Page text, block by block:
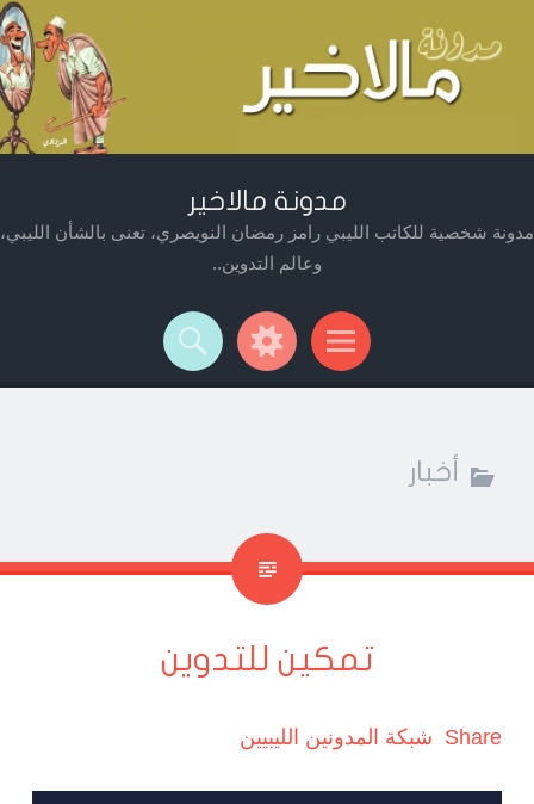
مدونة مالاخير
مدونة شخصية للكاتب الليبي رامز رمضان النويصري، تعنى بالشأن الليبي،
وعالم التدوين..
Menu
Widgets
Search
أخبار
تمكين للتدوين
Share شبكة المدونين الليبيين